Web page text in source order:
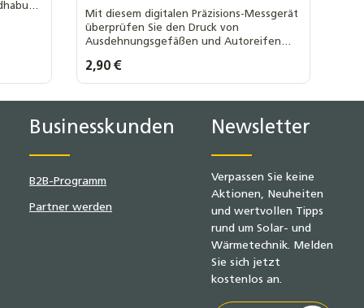
Mit diesem digitalen Präzisions-Messgerät
überprüfen Sie den Druck von
Ausdehnungsgefäßen und Autoreifen
maximale Sicherheit und Effizienz in Ihrem
System.
Regulärer Preis:
2,90 €
Businesskunden
B2B-Programm
Partner werden
Newsletter
Verpassen Sie keine
Aktionen, Neuheiten
und wertvollen Tipps
rund um Solar- und
Wärmetechnik. Melden
Sie sich jetzt
kostenlos an.